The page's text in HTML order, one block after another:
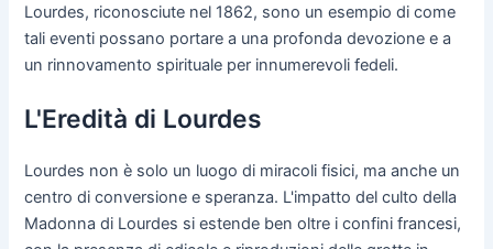
Lourdes, riconosciute nel 1862, sono un esempio di come
tali eventi possano portare a una profonda devozione e a
un rinnovamento spirituale per innumerevoli fedeli.
L'Eredità di Lourdes
Lourdes non è solo un luogo di miracoli fisici, ma anche un
centro di conversione e speranza. L'impatto del culto della
Madonna di Lourdes si estende ben oltre i confini francesi,